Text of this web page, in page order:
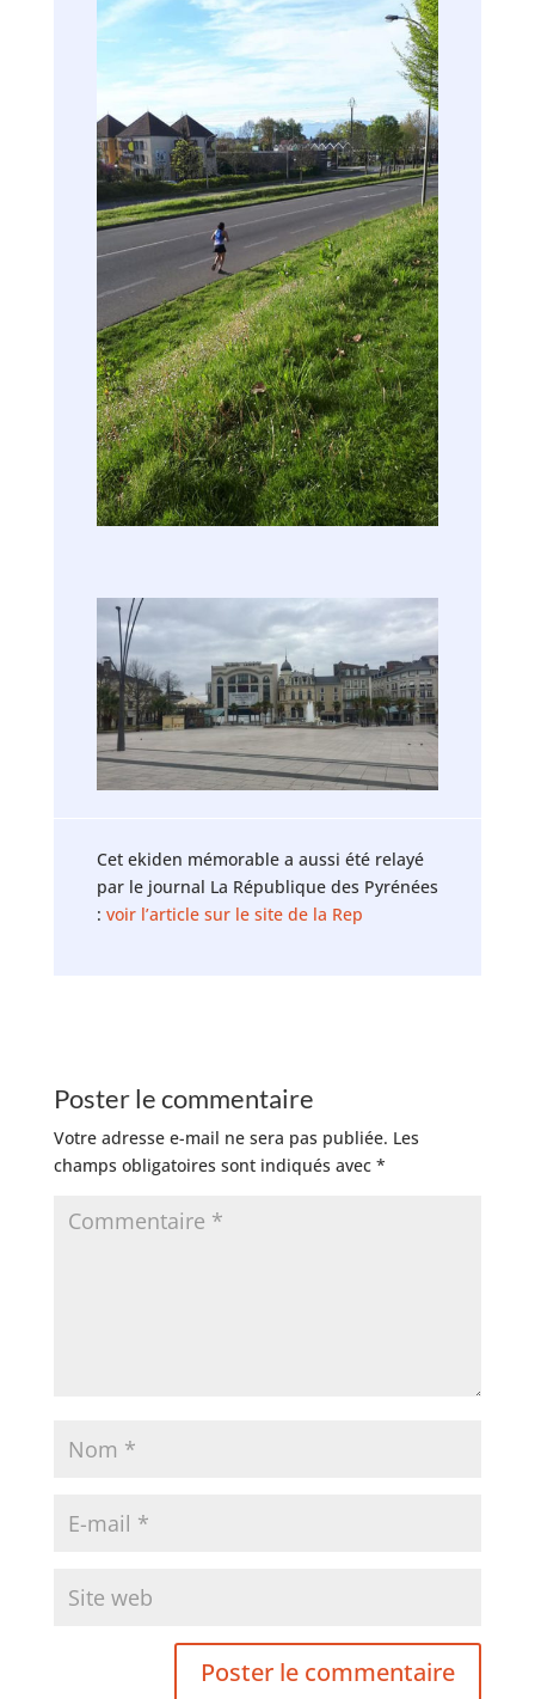
Cet ekiden mémorable a aussi été relayé
par le journal La République des Pyrénées
: voir l’article sur le site de la Rep
Poster le commentaire
Votre adresse e-mail ne sera pas publiée. Les
champs obligatoires sont indiqués avec *